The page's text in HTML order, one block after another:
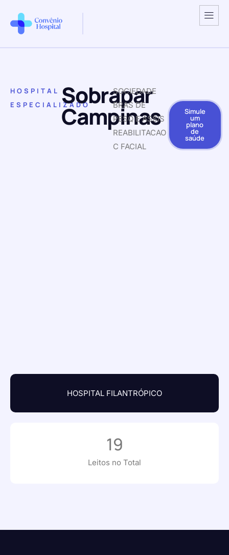
HOSPITAL
ESPECIALIZADOSobrapar
Campinas
SOCIEDADE
BRAS DE
PESQ E ASSIS
REABILITACAO
C FACIAL
Simule
um
plano
de
saúde
HOSPITAL FILANTRÓPICO
Leitos no Total
19